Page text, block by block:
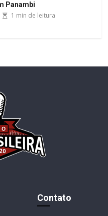
Panambi
1 min de leitura
Contato